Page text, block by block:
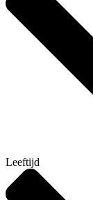
Leeftijd